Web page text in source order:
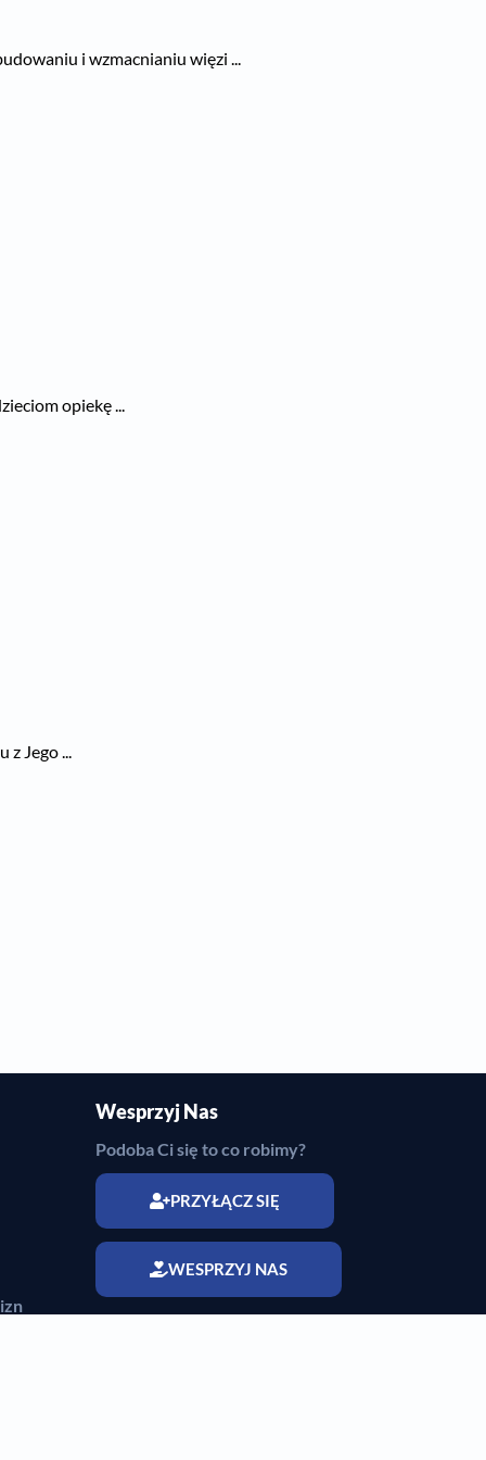
i wzmacnianiu więzi ...
opiekę ...
Jego ...
Wesprzyj Nas
Podoba Ci się to co robimy?
PRZYŁĄCZ SIĘ
WESPRZYJ NAS